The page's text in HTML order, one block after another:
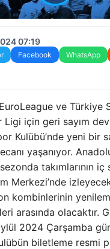
07:19
Facebook WhatsApp
ve Türkiye
Ligi için geri sayım
Kulübü’nde yeni bir
yaşanıyor.
takımlarının iç
Merkezi’nde
kombinlerinin
​​arasında olacaktır.
2024 Çarşamba
biletleme resmi